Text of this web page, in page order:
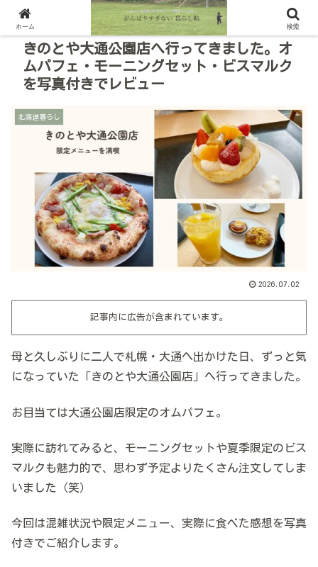
きのとや大通公園店へ行ってきました。オ
ムパフェ・モーニングセット・ビスマルク
を写真付きでレビュー
北海道暮らし
2026.07.02
記事内に広告が含まれています。
母と久しぶりに二人で札幌・大通へ出かけた日、ずっと気
になっていた「きのとや大通公園店」へ行ってきました。
お目当ては大通公園店限定のオムパフェ。
実際に訪れてみると、モーニングセットや夏季限定のビス
マルクも魅力的で、思わず予定よりたくさん注文してしま
いました（笑）
今回は混雑状況や限定メニュー、実際に食べた感想を写真
付きでご紹介します。
ホーム 検索